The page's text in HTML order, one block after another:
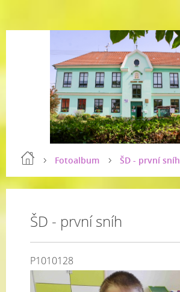
Fotoalbum ŠD - první sníh
ŠD - první sníh
P1010128